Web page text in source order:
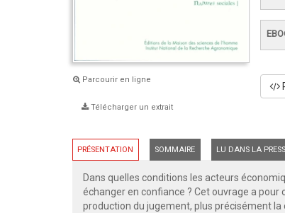
Parcourir en ligne
Télécharger un extrait
PRÉSENTATION SOMMAIRE LU DANS LA
Dans quelles conditions les acteurs
échanger en confiance ? Cet ouvrage a
production du jugement, plus précisément